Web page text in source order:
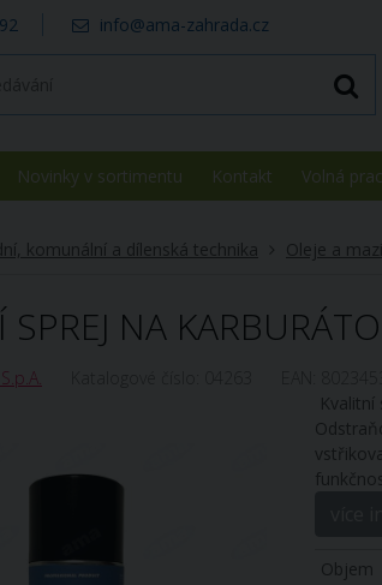
info@ama-zahrada.cz
Novinky v sortimentu Kontakt Volná
komunální a dílenská technika Oleje a
SPREJ NA
Objem